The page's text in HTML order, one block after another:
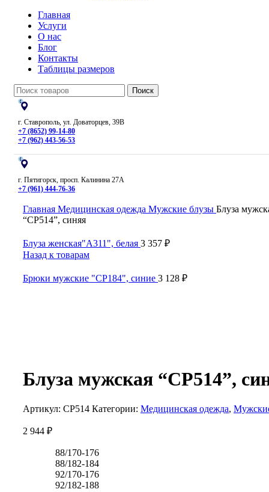
Главная
Услуги
О нас
Блог
Контакты
Таблицы размеров
Поиск
г. Ставрополь, ул. Доваторцев, 39В
+7 (8652) 99-14-80
+7 (962) 443-56-53
г. Пятигорск, просп. Калинина 27А
+7 (961) 444-76-36
Главная Медицинская одежда Мужские блузы Блуза
“СР514”, синяя
Блуза женская"А311", белая 3 357 ₽
Назад к товарам
Брюки мужские "СР184", синие 3 128 ₽
Блуза мужская “СР514”,
Артикул: СР514 Категории: Медицинская одежда,
2 944 ₽
88/170-176
88/182-184
92/170-176
92/182-188